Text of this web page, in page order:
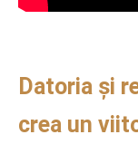
Datoria și
crea un